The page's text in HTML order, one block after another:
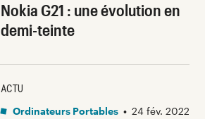
Nokia G21 : une évolution en
demi-teinte
ACTU
Ordinateurs Portables • 24 fév. 2022